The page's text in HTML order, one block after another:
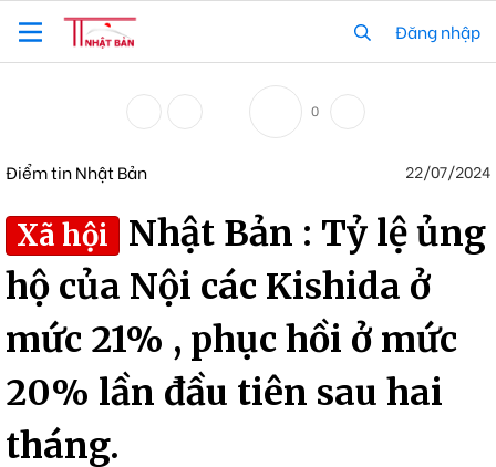
Đăng nhập
0
Điểm tin Nhật Bản 22/07/2024
Xã hội
Nhật Bản : Tỷ lệ ủng
hộ của Nội các Kishida ở
mức 21% , phục hồi ở mức
20% lần đầu tiên sau hai
tháng.